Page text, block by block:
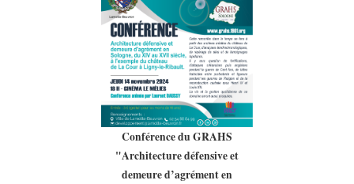
Conférence du GRAHS
"Architecture défensive et
demeure d’agrément en